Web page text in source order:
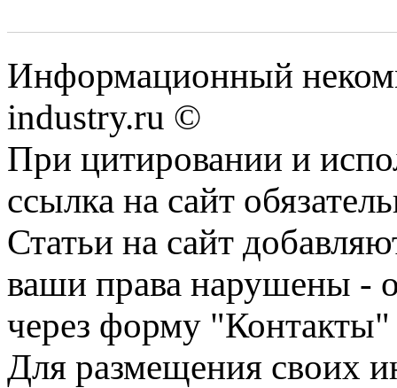
Информационный
industry.ru ©
При цитировании и
ссылка на сайт
Статьи на сайт
ваши права нарушены -
через форму "Контакты"
Для размещения своих